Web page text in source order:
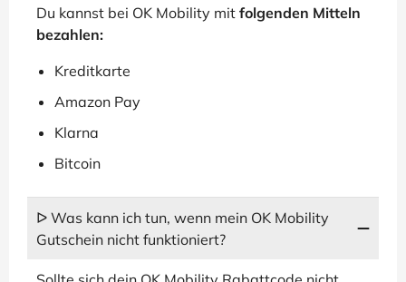
Du kannst bei OK Mobility mit folgenden Mitteln
bezahlen:
Kreditkarte
Amazon Pay
Klarna
Bitcoin
ᐅ Was kann ich tun, wenn mein OK Mobility
Gutschein nicht funktioniert?